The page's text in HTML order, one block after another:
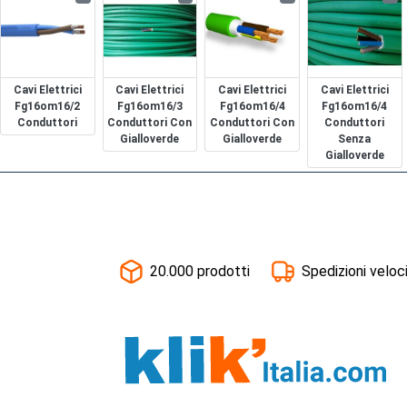
Cavi Elettrici
Fg16om16/2
Conduttori
Cavi Elettrici
Fg16om16/3
Conduttori Con
Gialloverde
Cavi Elettrici
Fg16om16/4
Conduttori Con
Gialloverde
Cavi Elettrici
Fg16om16/4
Conduttori
Senza
Gialloverde
20.000 prodotti Spedizioni veloci